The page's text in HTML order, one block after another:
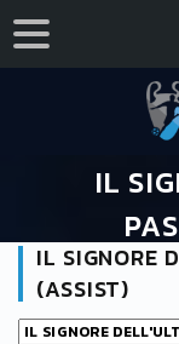
IL
HOME FORUM
IL SIGNORE
(ASSIST)